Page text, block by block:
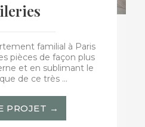
familial à Paris
pièces de façon plus
et en sublimant le
de ce très ...
PROJET →